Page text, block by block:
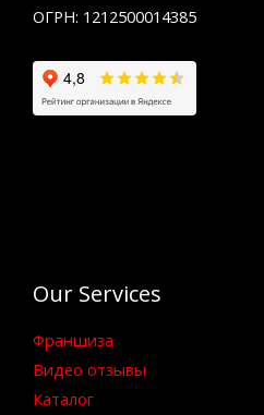
ОГРН: 1212500014385
Our Services
Франшиза
Видео отзывы
Каталог